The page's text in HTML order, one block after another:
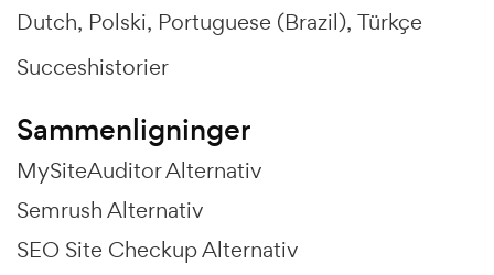
Dutch Polski Portuguese (Brazil) Türkçe
Succeshistorier
Sammenligninger
MySiteAuditor Alternativ
Semrush Alternativ
SEO Site Checkup Alternativ